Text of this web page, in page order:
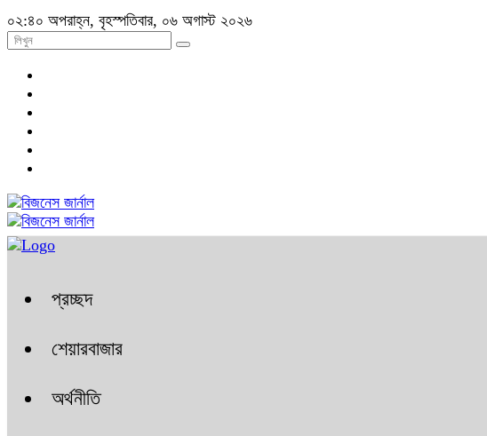
০২:৪০ অপরাহ্ন, বৃহস্পতিবার, ০৬ অগাস্ট ২০২৬
প্রচ্ছদ
শেয়ারবাজার
অর্থনীতি